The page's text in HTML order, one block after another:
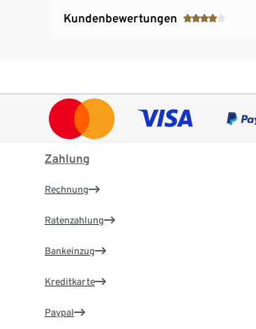
Kundenbewertungen
Zahlung
Rechnung
Ratenzahlung
Bankeinzug
Kreditkarte
Paypal